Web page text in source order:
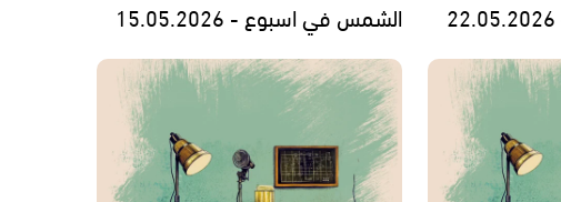
الشمس في اسبوع - 15.05.2026